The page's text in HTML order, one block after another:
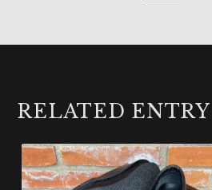
RELATED ENTRY